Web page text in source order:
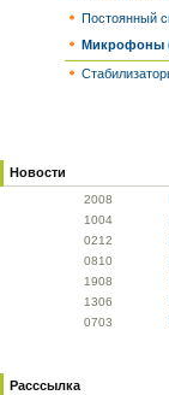
Постоянный
Микрофоны
Новости
2008
1004
0212
0810
1908
1306
0703
Расссылка